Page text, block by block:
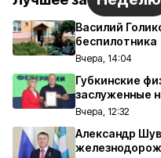
Василий
беспилотника
Вчера, 14:04
Губкинские
заслуженные
Вчера, 12:32
Александр